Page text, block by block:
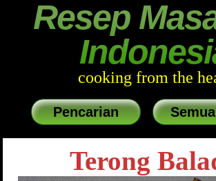
Resep
cooking from the
Pencarian
Terong